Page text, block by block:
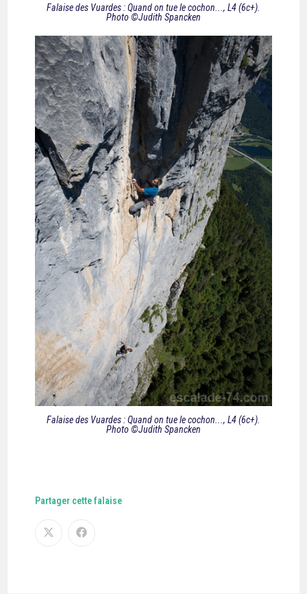
Falaise des Vuardes : Quand on tue le cochon..., L4 (6c+).
Photo ©Judith Spancken
Falaise des Vuardes : Quand on tue le cochon..., L4 (6c+).
Photo ©Judith Spancken
Partager cette falaise